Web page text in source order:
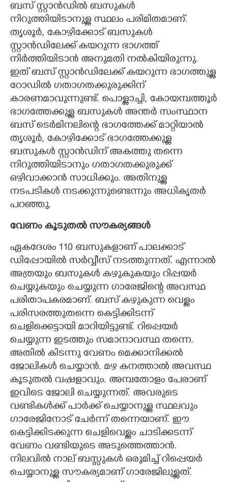
ബസ് സ്റ്റാൻഡിൽ ബസുകൾ
നിറുത്തിയിടാനുള്ള സ്ഥലം പരിമിതമാണ്.
തൃശൂർ, കോഴിക്കോട് ബസുകൾ
സ്റ്റാൻഡിലേക്ക് കയറുന്ന ഭാഗത്ത്
നിർത്തിയിടാൻ അനുമതി നൽകിയിരുന്നു.
ഇത് ബസ് സ്റ്റാൻഡിലേക്ക് കയറുന്ന ഭാഗത്തുള്ള
റോഡിൽ ഗതാഗതക്കുരുക്കിന്
കാരണമാവുന്നുണ്ട്. പൊള്ളാച്ചി, കോയമ്പത്തൂർ
ഭാഗത്തേക്കുള്ള ബസുകൾ അന്തർ സംസ്ഥാന
ബസ് ടെർമിനലിന്റെ ഭാഗത്തേക്ക് മാറ്റിയാൽ
തൃശൂർ, കോഴിക്കോട് ഭാഗത്തേക്കുള്ള
ബസുകൾ സ്റ്റാൻഡിന് അകത്തു തന്നെ
നിറുത്തിയിടാനും ഗതാഗതക്കുരുക്ക്
ഒഴിവാക്കാൻ സാധിക്കും. അതിനുള്ള
നടപടികൾ നടക്കുന്നുണ്ടെന്നും അധികൃതർ
പറഞ്ഞു.
വേണം കൂടുതൽ സൗകര്യങ്ങൾ
ഏകദേശം 110 ബസുകളാണ് പാലക്കാട്
ഡിപ്പോയിൽ സർവ്വീസ് നടത്തുന്നത്. എന്നാൽ
അത്രയും ബസുകൾ കഴുകുകയും റിപ്പയർ
ചെയ്യുകയും ചെയ്യുന്ന ഗാരേജിന്റെ അവസ്ഥ
പരിതാപകരമാണ്. ബസ് കഴുകുന്ന വെള്ളം
പരിസരത്തുതന്നെ കെട്ടിക്കിടന്ന്
ചെളിക്കെട്ടായി മാറിയിട്ടുണ്ട്. റിപ്പെയർ
ചെയ്യുന്ന ഇടത്തും സമാനാവസ്ഥ തന്നെ.
അതിൽ കിടന്നു വേണം മെക്കാനിക്കൽ
ജോലികൾ ചെയ്യാൻ. മഴ കനത്താൽ അവസ്ഥ
കൂടുതൽ വഷളാവും. അമ്പതോളം പേരാണ്
ഇവിടെ ജോലി ചെയ്യുന്നത്. അവരുടെ
വണ്ടികൾക്ക് പാർക്ക് ചെയ്യാനുള്ള സ്ഥലവും
ഗാരേജിനോട് ചേർന്ന് തന്നെയാണ്. ഈ
കെട്ടിക്കിടക്കുന്ന ചെളിവെള്ളം ചാടിക്കടന്ന്
വേണം വണ്ടിയുടെ അടുത്തെത്താൻ.
നിലവിൽ നാല് ബസ്സുകൾ ഒരുമിച്ച് റിപ്പെയർ
ചെയ്യാനുള്ള സൗകര്യമാണ് ഗാരേജിലുള്ളത്.